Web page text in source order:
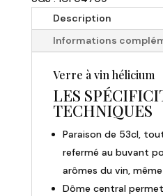
Description
Informations
Verre à vin hélicium
LES
TECHNIQUES
Paraison de 53cl,
refermé au buvant
arômes du vin,
Dôme central